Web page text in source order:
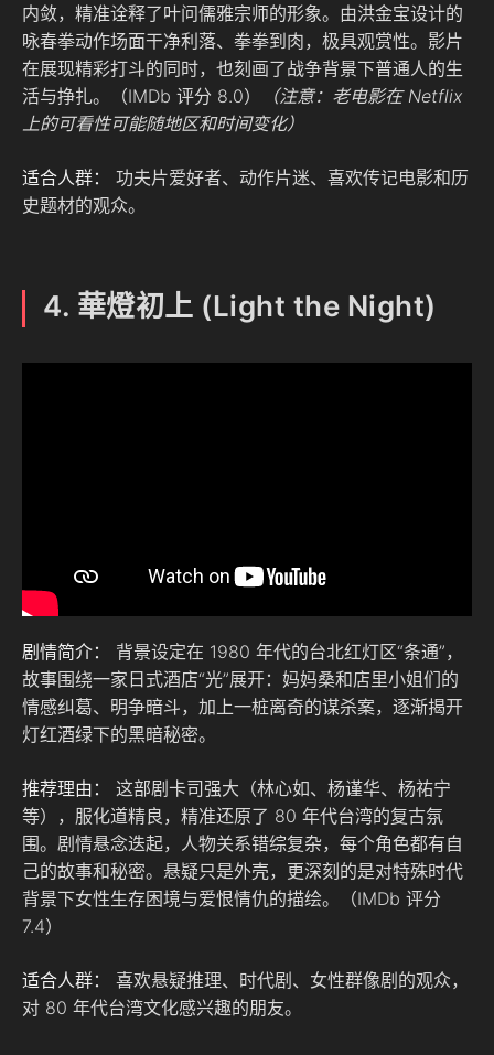
内敛，精准诠释了叶问儒雅宗师的形象。由洪金宝设计的
咏春拳动作场面干净利落、拳拳到肉，极具观赏性。影片
在展现精彩打斗的同时，也刻画了战争背景下普通人的生
活与挣扎。（IMDb 评分 8.0）
（注意：老电影在 Netflix
上的可看性可能随地区和时间变化）
适合人群：
功夫片爱好者、动作片迷、喜欢传记电影和历
史题材的观众。
4. 華燈初上 (Light the Night)
剧情简介：
背景设定在 1980 年代的台北红灯区“条通”，
故事围绕一家日式酒店“光”展开：妈妈桑和店里小姐们的
情感纠葛、明争暗斗，加上一桩离奇的谋杀案，逐渐揭开
灯红酒绿下的黑暗秘密。
推荐理由：
这部剧卡司强大（林心如、杨谨华、杨祐宁
等），服化道精良，精准还原了 80 年代台湾的复古氛
围。剧情悬念迭起，人物关系错综复杂，每个角色都有自
己的故事和秘密。悬疑只是外壳，更深刻的是对特殊时代
背景下女性生存困境与爱恨情仇的描绘。（IMDb 评分
7.4）
适合人群：
喜欢悬疑推理、时代剧、女性群像剧的观众，
对 80 年代台湾文化感兴趣的朋友。